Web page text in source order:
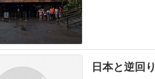
日本と逆回り